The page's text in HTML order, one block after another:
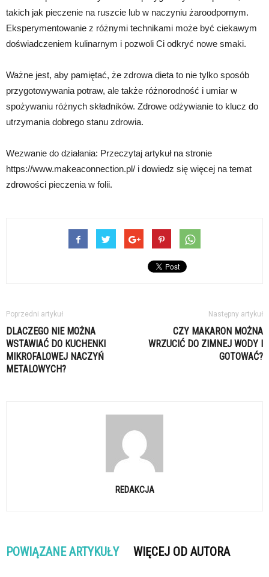
takich jak pieczenie na ruszcie lub w naczyniu żaroodpornym.
Eksperymentowanie z różnymi technikami może być ciekawym
doświadczeniem kulinarnym i pozwoli Ci odkryć nowe smaki.
Ważne jest, aby pamiętać, że zdrowa dieta to nie tylko sposób
przygotowywania potraw, ale także różnorodność i umiar w
spożywaniu różnych składników. Zdrowe odżywianie to klucz do
utrzymania dobrego stanu zdrowia.
Wezwanie do działania: Przeczytaj artykuł na stronie
https://www.makeaconnection.pl/ i dowiedz się więcej na temat
zdrowości pieczenia w folii.
Poprzedni artykuł
DLACZEGO NIE MOŻNA
WSTAWIAĆ DO KUCHENKI
MIKROFALOWEJ NACZYŃ
METALOWYCH?
Następny artykuł
CZY MAKARON MOŻNA
WRZUCIĆ DO ZIMNEJ WODY I
GOTOWAĆ?
REDAKCJA
POWIĄZANE ARTYKUŁY WIĘCEJ OD AUTORA